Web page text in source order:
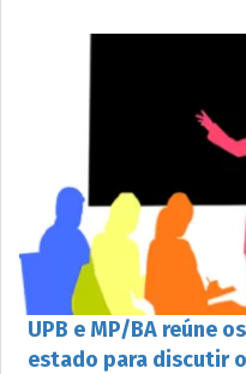
UPB e MP/BA reúne
estado para discutir